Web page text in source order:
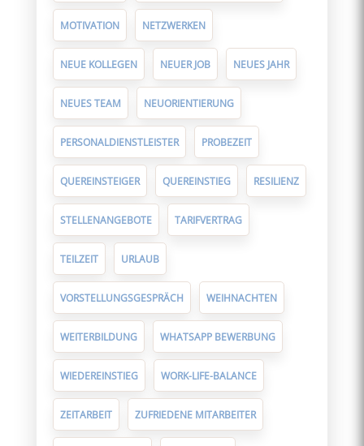
MOTIVATION NETZWERKEN
NEUE KOLLEGEN NEUER JOB NEUES JAHR
NEUES TEAM NEUORIENTIERUNG
PERSONALDIENSTLEISTER PROBEZEIT
QUEREINSTEIGER QUEREINSTIEG RESILIENZ
STELLENANGEBOTE TARIFVERTRAG
TEILZEIT URLAUB
VORSTELLUNGSGESPRÄCH WEIHNACHTEN
WEITERBILDUNG WHATSAPP BEWERBUNG
WIEDEREINSTIEG WORK-LIFE-BALANCE
ZEITARBEIT ZUFRIEDENE MITARBEITER